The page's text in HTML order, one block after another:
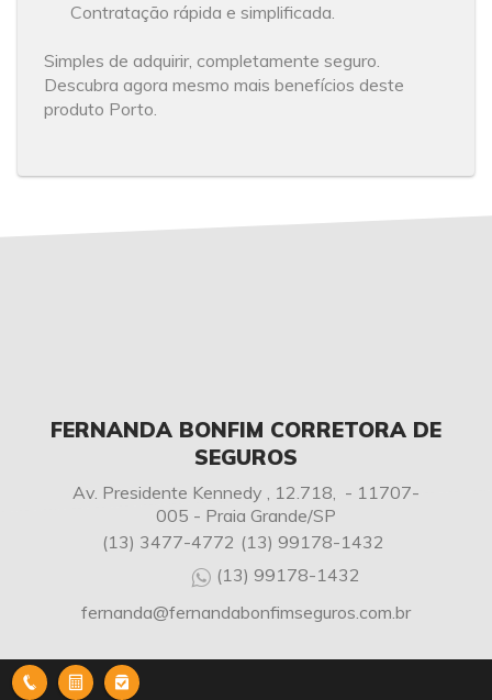
Contratação rápida e simplificada.
Simples de adquirir, completamente seguro.
Descubra agora mesmo mais benefícios deste
produto Porto.
FERNANDA BONFIM CORRETORA DE
SEGUROS
Av. Presidente Kennedy , 12.718, - 11707-
005 - Praia Grande/SP
(13) 3477-4772 (13) 99178-1432
(13) 99178-1432
fernanda@fernandabonfimseguros.com.br